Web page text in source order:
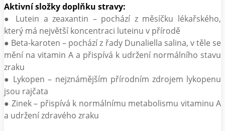
Aktivní složky doplňku stravy:
● Lutein a zeaxantin – pochází z měsíčku lékařského,
který má největší koncentraci luteinu v přírodě
● Beta-karoten – pochází z řady Dunaliella salina, v těle se
mění na vitamin A a přispívá k udržení normálního stavu
zraku
● Lykopen – nejznámějším přírodním zdrojem lykopenu
jsou rajčata
● Zinek – přispívá k normálnímu metabolismu vitaminu A
a udržení zdravého zraku